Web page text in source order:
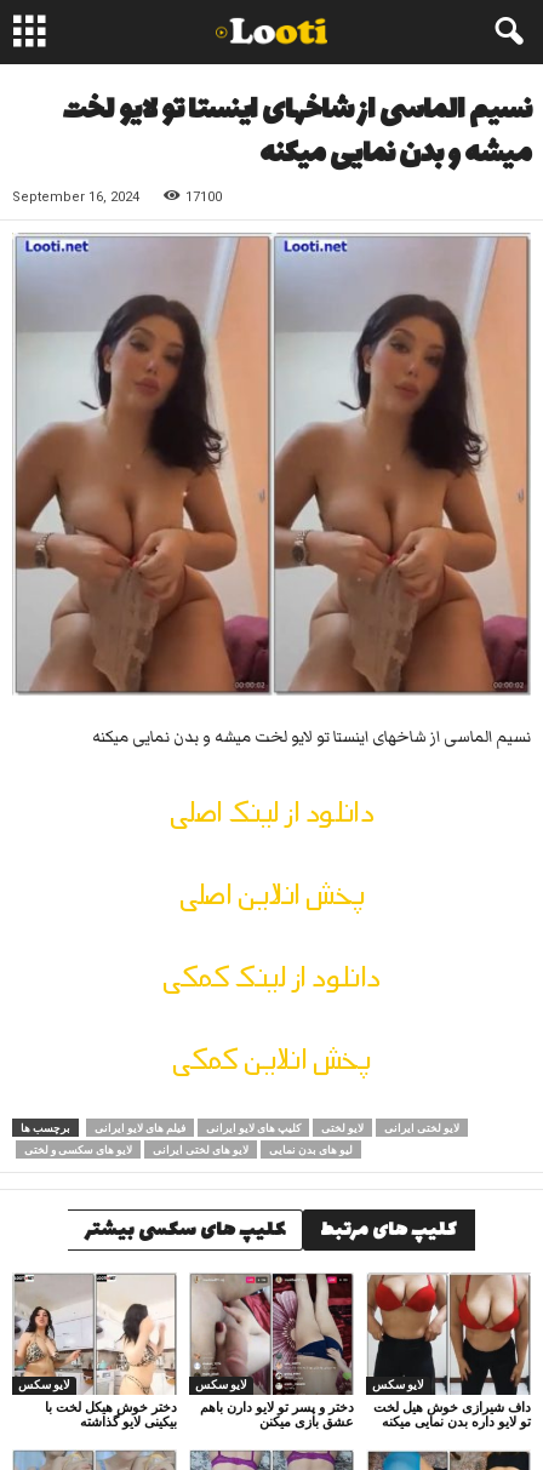
نسیم الماسی از شاخهای اینستا تو لایو لخت
میشه و بدن نمایی میکنه
September 16, 2024 17100
نسیم الماسی از شاخهای اینستا تو لایو لخت میشه و بدن نمایی میکنه
دانلود از لینک اصلی
پخش انلاین اصلی
دانلود از لینک کمکی
پخش انلاین کمکی
برچسب ها فیلم های لایو ایرانی کلیپ های لایو ایرانی لایو لختی
لایو لختی ایرانی
لایو های سکسی و لختی
لایو های لختی ایرانی لیو های بدن نمایی
کلیپ های مرتبط کلیپ های سکسی بیشتر
لایو سکس
دختر خوش هیکل لخت با
بیکینی لایو گذاشته
لایو سکس
دختر و پسر تو لایو دارن باهم
عشق بازی میکنن
لایو سکس
داف شیرازی خوش هیل لخت
تو لایو داره بدن نمایی میکنه